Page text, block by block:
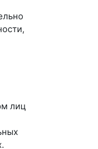
лиц